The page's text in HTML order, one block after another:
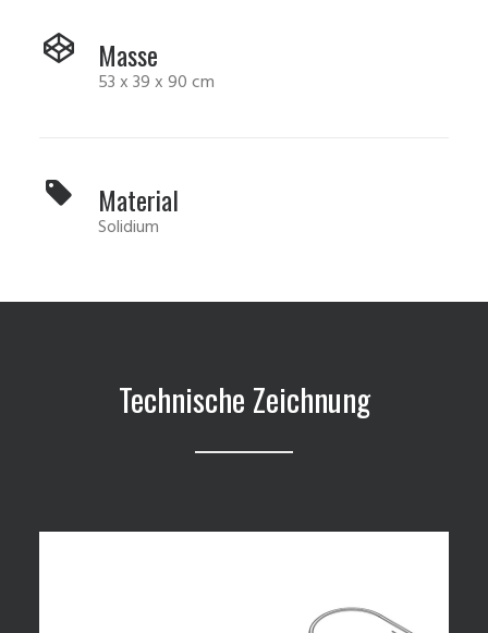
Masse
53 x 39 x 90 cm
Material
Solidium
Technische Zeichnung